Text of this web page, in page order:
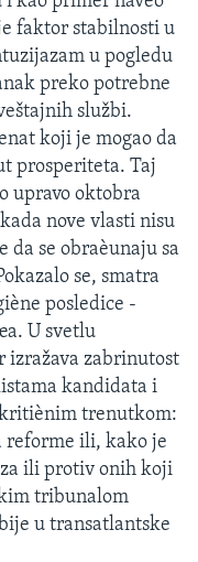
faktor stabilnosti u
u pogledu
preko potrebne
službi.
koji je mogao da
prosperiteta. Taj
upravo oktobra
nove vlasti nisu
da se obraèunaju sa
se, smatra
posledice -
U svetlu
izražava zabrinutost
kandidata i
trenutkom:
reforme ili, kako je
za ili protiv onih koji
tribunalom
u transatlantske